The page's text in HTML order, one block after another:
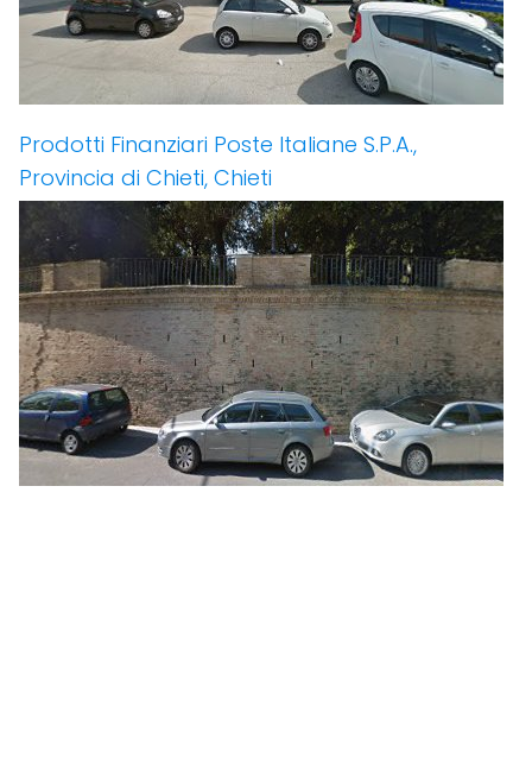
Prodotti Finanziari Poste Italiane S.P.A.,
Provincia di Chieti, Chieti